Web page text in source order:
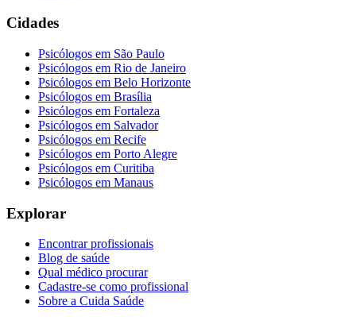
Cidades
Psicólogos em São Paulo
Psicólogos em Rio de Janeiro
Psicólogos em Belo Horizonte
Psicólogos em Brasília
Psicólogos em Fortaleza
Psicólogos em Salvador
Psicólogos em Recife
Psicólogos em Porto Alegre
Psicólogos em Curitiba
Psicólogos em Manaus
Explorar
Encontrar profissionais
Blog de saúde
Qual médico procurar
Cadastre-se como profissional
Sobre a Cuida Saúde